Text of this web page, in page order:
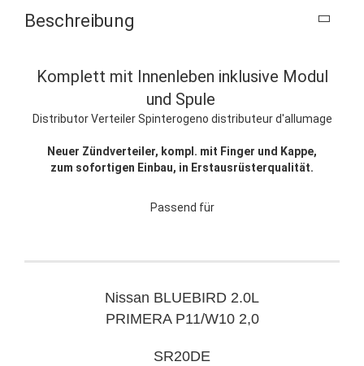
Beschreibung
Komplett mit Innenleben inklusive Modul
und Spule
Distributor Verteiler Spinterogeno distributeur d'allumage
Neuer Zündverteiler, kompl. mit Finger und Kappe,
zum sofortigen Einbau, in Erstausrüsterqualität.
Passend für
Nissan BLUEBIRD 2.0L
PRIMERA P11/W10 2,0
SR20DE